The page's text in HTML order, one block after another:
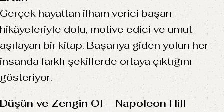
Gerçek hayattan ilham verici başarı
hikâyeleriyle dolu, motive edici ve umut
aşılayan bir kitap. Başarıya giden yolun her
insanda farklı şekillerde ortaya çıktığını
gösteriyor.
Düşün ve Zengin Ol – Napoleon Hill